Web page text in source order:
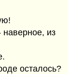
из
осталось?